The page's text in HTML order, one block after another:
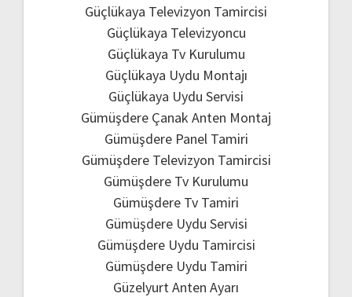
Güçlükaya Televizyon Tamircisi
Güçlükaya Televizyoncu
Güçlükaya Tv Kurulumu
Güçlükaya Uydu Montajı
Güçlükaya Uydu Servisi
Gümüşdere Çanak Anten Montaj
Gümüşdere Panel Tamiri
Gümüşdere Televizyon Tamircisi
Gümüşdere Tv Kurulumu
Gümüşdere Tv Tamiri
Gümüşdere Uydu Servisi
Gümüşdere Uydu Tamircisi
Gümüşdere Uydu Tamiri
Güzelyurt Anten Ayarı